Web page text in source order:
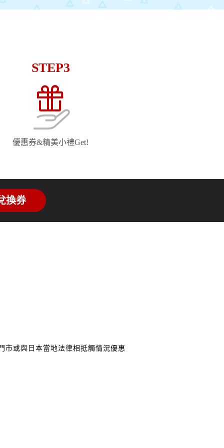
STEP3
優惠券&精美小禮Get!
換券
市或與日本當地法律相抵觸情況優惠